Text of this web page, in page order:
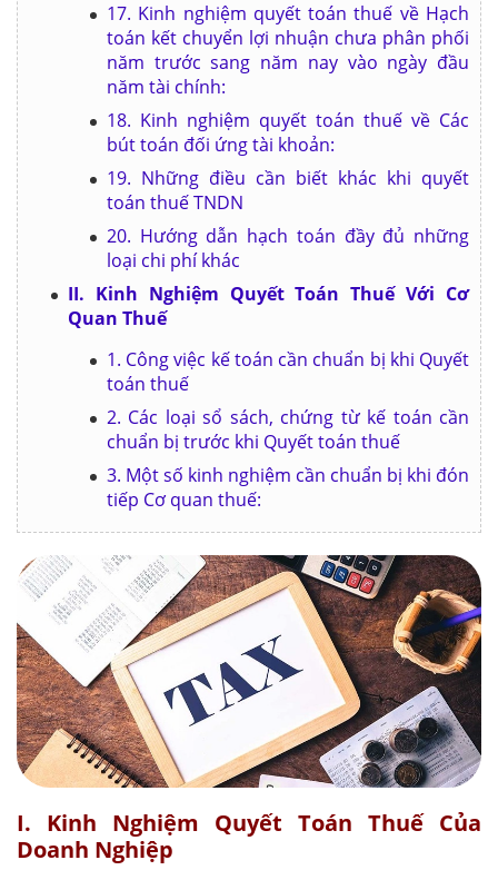
17. Kinh nghiệm quyết toán thuế về Hạch
toán kết chuyển lợi nhuận chưa phân phối
năm trước sang năm nay vào ngày đầu
năm tài chính:
18. Kinh nghiệm quyết toán thuế về Các
bút toán đối ứng tài khoản:
19. Những điều cần biết khác khi quyết
toán thuế TNDN
20. Hướng dẫn hạch toán đầy đủ những
loại chi phí khác
II. Kinh Nghiệm Quyết Toán Thuế Với Cơ
Quan Thuế
1. Công việc kế toán cần chuẩn bị khi Quyết
toán thuế
2. Các loại sổ sách, chứng từ kế toán cần
chuẩn bị trước khi Quyết toán thuế
3. Một số kinh nghiệm cần chuẩn bị khi đón
tiếp Cơ quan thuế:
I. Kinh Nghiệm Quyết Toán Thuế Của
Doanh Nghiệp